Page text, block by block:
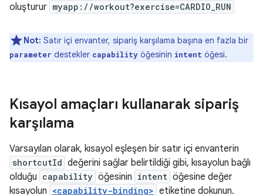
oluşturur myapp://workout?exercise=CARDIO_RUN
Not: Satır içi envanter, sipariş karşılama başına en fazla bir
parameter destekler capability öğesinin intent öğesi.
Kısayol amaçları kullanarak sipariş
karşılama
Varsayılan olarak, kısayol eşleşen bir satır içi envanterin
shortcutId değerini sağlar belirtildiği gibi, kısayolun bağlı
olduğu capability öğesinin intent öğesine değer
kısayolun <capability-binding> etiketine dokunun.